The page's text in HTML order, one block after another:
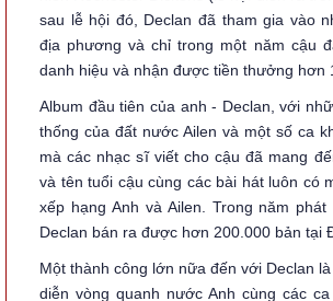
sau lễ hội đó, Declan đã tham gia vào
địa phương và chỉ trong một năm cậu
danh hiệu và nhận được tiền thưởng hơn
Album đầu tiên của anh - Declan, với
thống của đất nước Ailen và một số ca
mà các nhạc sĩ viết cho cậu đã mang
và tên tuổi cậu cùng các bài hát luôn có
xếp hạng Anh và Ailen. Trong năm phát
Declan bán ra được hơn 200.000 bản tại
Một thành công lớn nữa đến với Declan
diễn vòng quanh nước Anh cùng các